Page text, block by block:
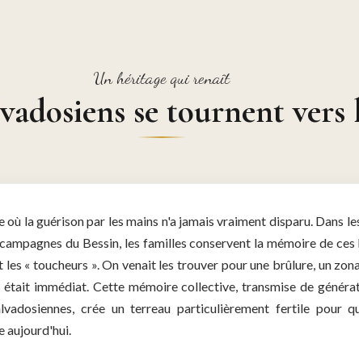
Un héritage qui renaît
se tournent vers
où la guérison par les mains n'a jamais vraiment disparu. Dans
du Bessin, les familles conservent la mémoire de ces
« toucheurs ». On venait les trouver pour une brûlure, un
était immédiat. Cette mémoire collective, transmise de
crée un terreau particulièrement fertile pour
aujourd'hui.